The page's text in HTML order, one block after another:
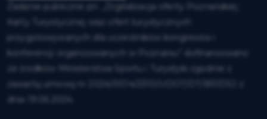
Zadanie publiczne pn. „Digitalizacja oferty Poznańskiej
Karty Turystycznej oraz ofert turystycznych
przygotowywanych dla uczestników kongresów i
konferencji organizowanych w Poznaniu” dofinansowano
ze środków Ministerstwa Sportu i Turystyki zgodnie z
zawartą umową nr 2024/0014/2310/UDOT/DT/BP/DSJ z
dnia 19.06.2024.